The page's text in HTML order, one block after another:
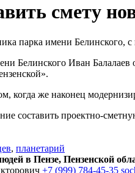
смету
парка имени Белинского,
Иван Балалаев
когда же наконец
составить проектно-
, планетарий
в Пензе, Пензенской
+7 (999) 784-45-35